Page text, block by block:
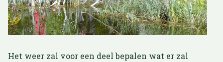
Het weer zal voor een deel bepalen wat er zal